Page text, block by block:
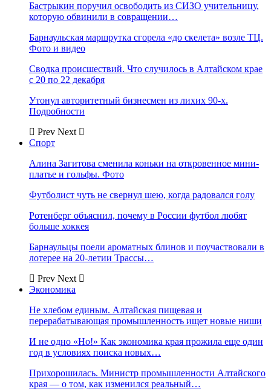
Бастрыкин поручил освободить из СИЗО учительницу,
которую обвинили в совращении…
Барнаульская маршрутка сгорела «до скелета» возле ТЦ.
Фото и видео
Сводка происшествий. Что случилось в Алтайском крае
с 20 по 22 декабря
Утонул авторитетный бизнесмен из лихих 90-х.
Подробности
Prev Next
Спорт
Алина Загитова сменила коньки на откровенное мини-
платье и гольфы. Фото
Футболист чуть не свернул шею, когда радовался голу
Ротенберг объяснил, почему в России футбол любят
больше хоккея
Барнаульцы поели ароматных блинов и поучаствовали в
лотерее на 20-летии Трассы…
Prev Next
Экономика
Не хлебом единым. Алтайская пищевая и
перерабатывающая промышленность ищет новые ниши
И не одно «Но!» Как экономика края прожила еще один
год в условиях поиска новых…
Прихорошилась. Министр промышленности Алтайского
края — о том, как изменился реальный…